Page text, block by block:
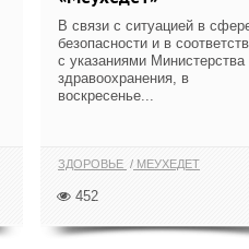
В связи с ситуацией в
безопасности и в
с указаниями Министерства
здравоохранения, в
воскресенье...
ЗДОРОВЬЕ МЕУХЕДЕТ
452